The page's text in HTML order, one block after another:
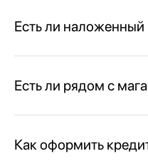
Есть ли наложенный
Есть ли рядом с
Как оформить